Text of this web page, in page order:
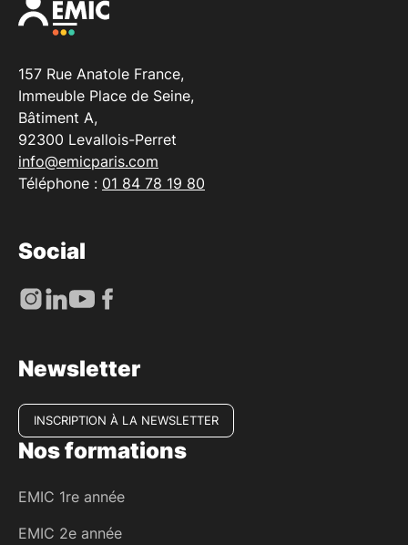
157 Rue Anatole France,
Immeuble Place de Seine,
Bâtiment A,
92300 Levallois-Perret
info@emicparis.com
Téléphone : 01 84 78 19 80
Social
Newsletter
INSCRIPTION À LA NEWSLETTER
Nos formations
EMIC 1re année
EMIC 2e année